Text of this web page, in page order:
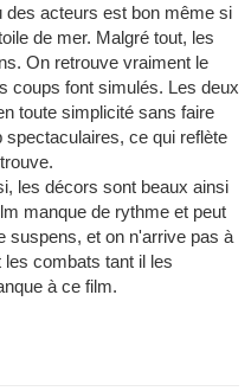
des acteurs est bon même si
de mer. Malgré tout, les
On retrouve vraiment le
coups font simulés. Les deux
toute simplicité sans faire
ce qui reflète
les décors sont beaux ainsi
manque de rythme et peut
suspens, et on n'arrive pas à
combats tant il les
à ce film.